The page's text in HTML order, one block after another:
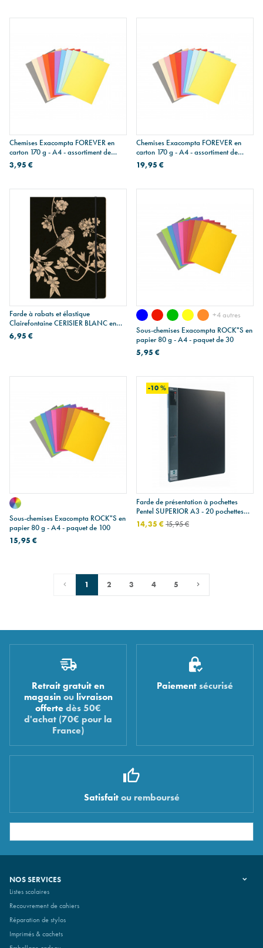
Chemises Exacompta FOREVER en
carton 170 g - A4 - assortiment de
couleurs - paquet de 10
3,95 €
Chemises Exacompta FOREVER en
carton 170 g - A4 - assortiment de
couleurs - paquet de 100
19,95 €
Farde à rabats et élastique
Clairefontaine CERISIER BLANC en
carton - A4
6,95 €
+4 autres
Sous-chemises Exacompta ROCK"S en
papier 80 g - A4 - paquet de 30
5,95 €
Sous-chemises Exacompta ROCK"S en
papier 80 g - A4 - paquet de 100
15,95 €
-10 %
Farde de présentation à pochettes
Pentel SUPERIOR A3 - 20 pochettes
(40 vues)
14,35 €15,95 €
1 2 3 4 5
Retrait gratuit en
magasinou livraison
offerte dès 50€
d'achat (70€ pour la
France)
Paiement sécurisé
Satisfaitou remboursé
NOS SERVICES
Listes scolaires
Recouvrement de cahiers
Réparation de stylos
Imprimés & cachets